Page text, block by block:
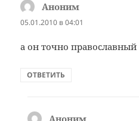
Аноним
05.01.2010 в 04:01
а он точно
ОТВЕТИТЬ